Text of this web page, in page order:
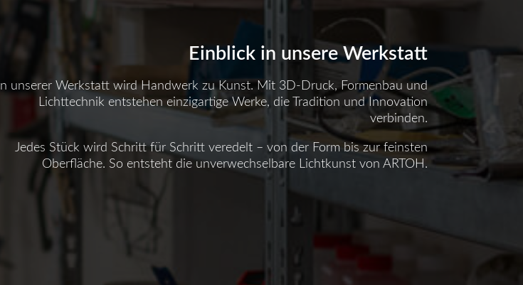
Einblick in unsere Werkstatt
In unserer Werkstatt wird Handwerk zu Kunst. Mit 3D-Druck, Formenbau und
Lichttechnik entstehen einzigartige Werke, die Tradition und Innovation
verbinden.
Jedes Stück wird Schritt für Schritt veredelt – von der Form bis zur feinsten
Oberfläche. So entsteht die unverwechselbare Lichtkunst von ARTOH.